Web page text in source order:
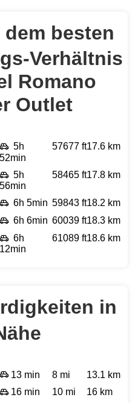
besten
Romano
Outlet
5h
52min
57677 ft17.6 km
5h
56min
58465 ft17.8 km
6h 5min 59843 ft18.2 km
6h 6min 60039 ft18.3 km
6h
12min
61089 ft18.6 km
in
13 min 8 mi
13.1 km
16 min 10 mi
16 km